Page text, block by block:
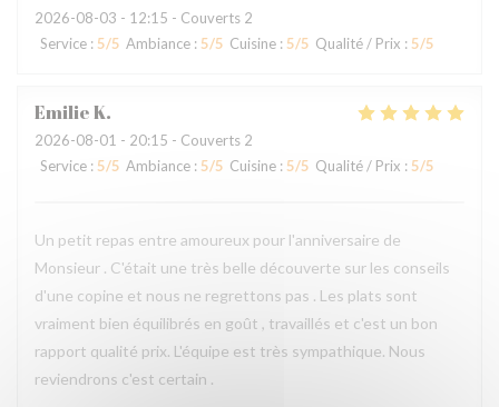
2026-08-03 - 12:15 - Couverts 2
Service : 5/5 Ambiance : 5/5 Cuisine : 5/5 Qualité / Prix : 5/5
EmilieK
2026-08-01 - 20:15 - Couverts 2
Service : 5/5 Ambiance : 5/5 Cuisine : 5/5 Qualité / Prix : 5/5
Un petit repas entre amoureux pour l'anniversaire de
Monsieur . C'était une très belle découverte sur les conseils
d'une copine et nous ne regrettons pas . Les plats sont
vraiment bien équilibrés en goût , travaillés et c'est un bon
rapport qualité prix. L'équipe est très sympathique. Nous
reviendrons c'est certain .